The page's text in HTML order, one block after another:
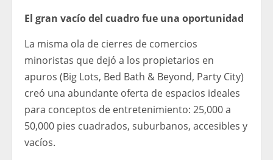
El gran vacío del cuadro fue una oportunidad
La misma ola de cierres de comercios
minoristas que dejó a los propietarios en
apuros (Big Lots, Bed Bath & Beyond, Party City)
creó una abundante oferta de espacios ideales
para conceptos de entretenimiento: 25,000 a
50,000 pies cuadrados, suburbanos, accesibles y
vacíos.